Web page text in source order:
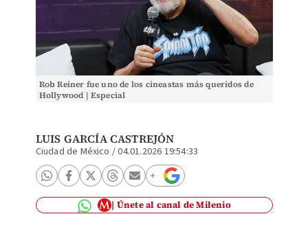
Rob Reiner fue uno de los cineastas más queridos de
Hollywood | Especial
LUIS GARCÍA CASTREJÓN
Ciudad de México /04.01.2026 19:54:33
Únete al canal de Milenio